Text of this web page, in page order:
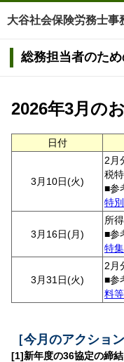
大谷社会保険労務士事
総務担当者のた
2026年3月の
日付
3月10日(火)
2月
税
■参
特
3月16日(月)
所
■参
特集
3月31日(火)
2月
■参
料
［今月のアクション
[1]新年度の36協定の締